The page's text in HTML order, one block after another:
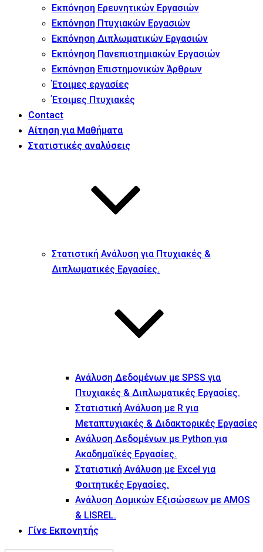
Εκπόνηση Ερευνητικών Εργασιών
Εκπόνηση Πτυχιακών Εργασιών
Εκπόνηση Διπλωματικών Εργασιών
Εκπόνηση Πανεπιστημιακών Εργασιών
Εκπόνηση Επιστημονικών Άρθρων
Έτοιμες εργασίες
Έτοιμες Πτυχιακές
Contact
Αίτηση για Μαθήματα
Στατιστικές αναλύσεις
Στατιστική Ανάλυση για Πτυχιακές &
Διπλωματικές Εργασίες.
Ανάλυση Δεδομένων με SPSS για
Πτυχιακές & Διπλωματικές Εργασίες.
Στατιστική Ανάλυση με R για
Μεταπτυχιακές & Διδακτορικές Εργασίες
Ανάλυση Δεδομένων με Python για
Ακαδημαϊκές Εργασίες.
Στατιστική Ανάλυση με Excel για
Φοιτητικές Εργασίες.
Ανάλυση Δομικών Εξισώσεων με AMOS
& LISREL.
Γίνε Εκπονητής